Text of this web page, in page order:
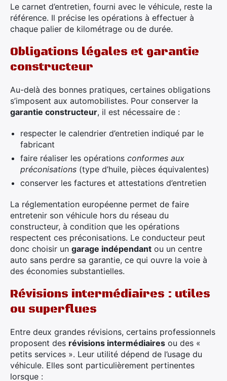
Le carnet d’entretien, fourni avec le véhicule, reste la
référence. Il précise les opérations à effectuer à
chaque palier de kilométrage ou de durée.
Obligations légales et garantie
constructeur
Au-delà des bonnes pratiques, certaines obligations
s’imposent aux automobilistes. Pour conserver la
garantie constructeur, il est nécessaire de :
respecter le calendrier d’entretien indiqué par le
fabricant
faire réaliser les opérations conformes aux
préconisations (type d’huile, pièces équivalentes)
conserver les factures et attestations d’entretien
La réglementation européenne permet de faire
entretenir son véhicule hors du réseau du
constructeur, à condition que les opérations
respectent ces préconisations. Le conducteur peut
donc choisir un garage indépendant ou un centre
auto sans perdre sa garantie, ce qui ouvre la voie à
des économies substantielles.
Révisions intermédiaires : utiles
ou superflues
Entre deux grandes révisions, certains professionnels
proposent des révisions intermédiaires ou des «
petits services ». Leur utilité dépend de l’usage du
véhicule. Elles sont particulièrement pertinentes
lorsque :